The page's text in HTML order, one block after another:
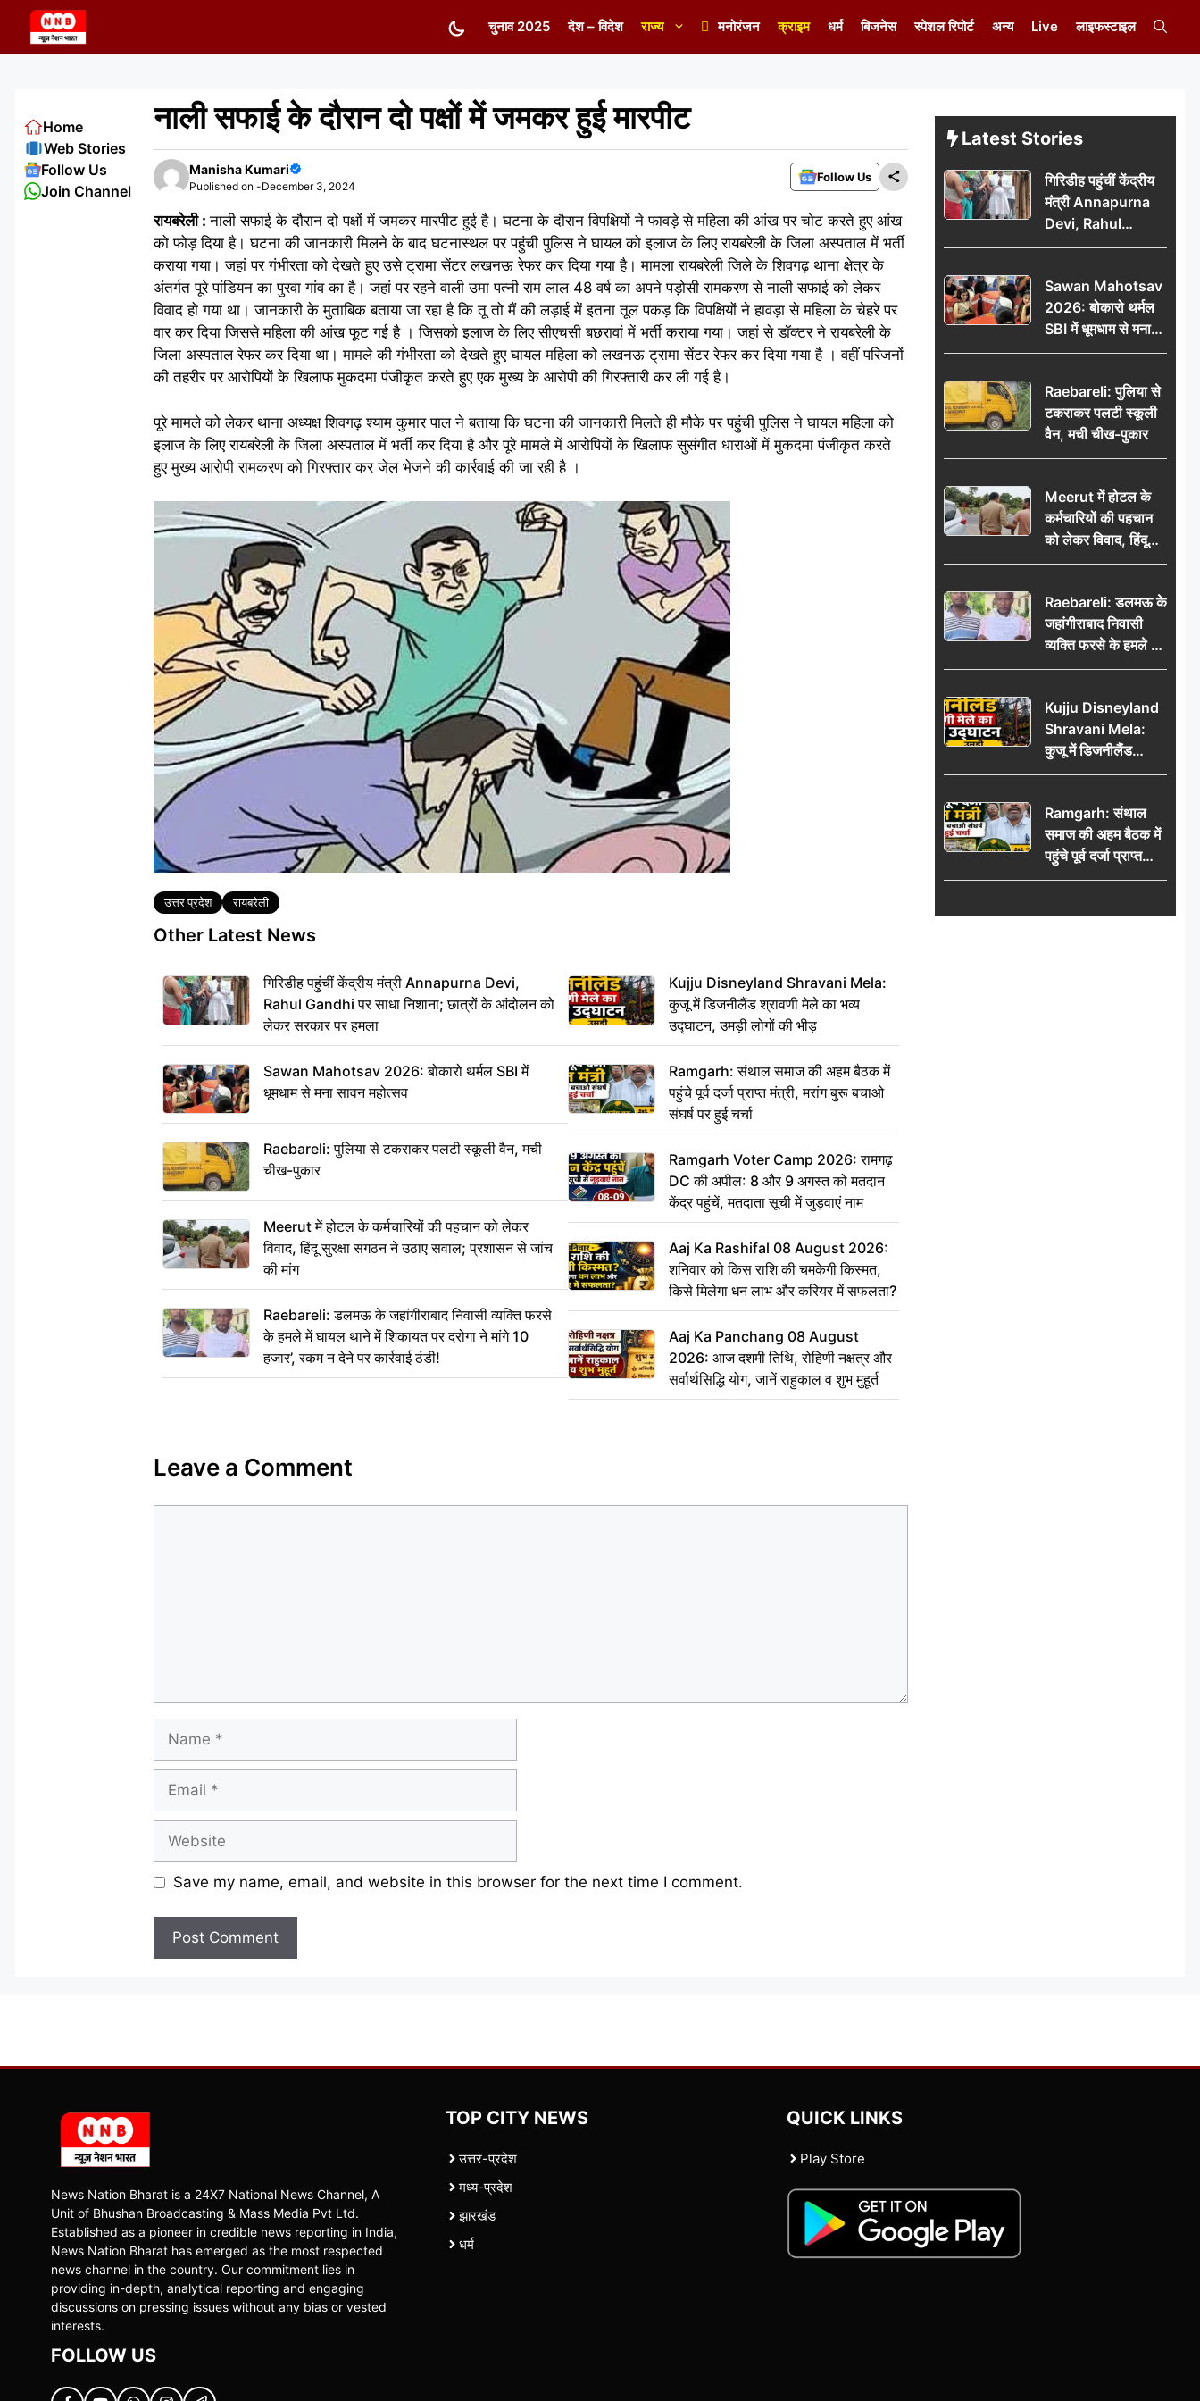
content
चुनाव 2025 देश – विदेश राज्य मनोरंजन क्राइम धर्म बिजनेस स्पेशल रिपोर्ट अन्य Live लाइफस्टाइल
नाली सफाई के दौरान दो पक्षों में जमकर हुई मारपीट
Manisha Kumari
Published on -December 3, 2024
Follow Us
रायबरेली :नाली सफाई के दौरान दो पक्षों में जमकर मारपीट हुई है। घटना के दौरान विपक्षियों ने फावड़े से महिला की आंख पर चोट करते हुए आंख
को फोड़ दिया है। घटना की जानकारी मिलने के बाद घटनास्थल पर पहुंची पुलिस ने घायल को इलाज के लिए रायबरेली के जिला अस्पताल में भर्ती
कराया गया। जहां पर गंभीरता को देखते हुए उसे ट्रामा सेंटर लखनऊ रेफर कर दिया गया है। मामला रायबरेली जिले के शिवगढ़ थाना क्षेत्र के
अंतर्गत पूरे पांडियन का पुरवा गांव का है। जहां पर रहने वाली उमा पत्नी राम लाल 48 वर्ष का अपने पड़ोसी रामकरण से नाली सफाई को लेकर
विवाद हो गया था। जानकारी के मुताबिक बताया जा रहा है कि तू तो मैं की लड़ाई में इतना तूल पकड़ कि विपक्षियों ने हावड़ा से महिला के चेहरे पर
वार कर दिया जिससे महिला की आंख फूट गई है । जिसको इलाज के लिए सीएचसी बछरावां में भर्ती कराया गया। जहां से डॉक्टर ने रायबरेली के
जिला अस्पताल रेफर कर दिया था। मामले की गंभीरता को देखते हुए घायल महिला को लखनऊ ट्रामा सेंटर रेफर कर दिया गया है । वहीं परिजनों
की तहरीर पर आरोपियों के खिलाफ मुकदमा पंजीकृत करते हुए एक मुख्य के आरोपी की गिरफ्तारी कर ली गई है।
पूरे मामले को लेकर थाना अध्यक्ष शिवगढ़ श्याम कुमार पाल ने बताया कि घटना की जानकारी मिलते ही मौके पर पहुंची पुलिस ने घायल महिला को
इलाज के लिए रायबरेली के जिला अस्पताल में भर्ती कर दिया है और पूरे मामले में आरोपियों के खिलाफ सुसंगीत धाराओं में मुकदमा पंजीकृत करते
हुए मुख्य आरोपी रामकरण को गिरफ्तार कर जेल भेजने की कार्रवाई की जा रही है ।
Tags
उत्तर प्रदेश रायबरेली
Other Latest News
गिरिडीह पहुंचीं केंद्रीय मंत्री Annapurna Devi,
Rahul Gandhi पर साधा निशाना; छात्रों के आंदोलन को
लेकर सरकार पर हमला
Sawan Mahotsav 2026: बोकारो थर्मल SBI में
धूमधाम से मना सावन महोत्सव
Raebareli: पुलिया से टकराकर पलटी स्कूली वैन, मची
चीख-पुकार
Meerut में होटल के कर्मचारियों की पहचान को लेकर
विवाद, हिंदू सुरक्षा संगठन ने उठाए सवाल; प्रशासन से जांच
की मांग
Raebareli: डलमऊ के जहांगीराबाद निवासी व्यक्ति फरसे
के हमले में घायल थाने में शिकायत पर दरोगा ने मांगे 10
हजार’, रकम न देने पर कार्रवाई ठंडी!
Kujju Disneyland Shravani Mela:
कुजू में डिजनीलैंड श्रावणी मेले का भव्य
उद्घाटन, उमड़ी लोगों की भीड़
Ramgarh: संथाल समाज की अहम बैठक में
पहुंचे पूर्व दर्जा प्राप्त मंत्री, मरांग बुरू बचाओ
संघर्ष पर हुई चर्चा
Ramgarh Voter Camp 2026: रामगढ़
DC की अपील: 8 और 9 अगस्त को मतदान
केंद्र पहुंचें, मतदाता सूची में जुड़वाएं नाम
Aaj Ka Rashifal 08 August 2026:
शनिवार को किस राशि की चमकेगी किस्मत,
किसे मिलेगा धन लाभ और करियर में सफलता?
Aaj Ka Panchang 08 August
2026: आज दशमी तिथि, रोहिणी नक्षत्र और
सर्वार्थसिद्धि योग, जानें राहुकाल व शुभ मुहूर्त
Leave a Comment
Name
Email
Website
Save my name, email, and website in this browser for the next time I comment.
Home
Web Stories
Follow Us
Join Channel
Latest Stories
गिरिडीह पहुंचीं केंद्रीय
मंत्री Annapurna
Devi, Rahul
Gandhi पर साधा
आंदोलन को लेकर
सरकार पर हमला
Sawan Mahotsav
2026: बोकारो थर्मल
SBI में धूमधाम से मना
सावन महोत्सव
Raebareli: पुलिया से
टकराकर पलटी स्कूली
वैन, मची चीख-पुकार
Meerut में होटल के
कर्मचारियों की पहचान
को लेकर विवाद, हिंदू
सुरक्षा संगठन ने उठाए
की मांग
Raebareli: डलमऊ के
जहांगीराबाद निवासी
व्यक्ति फरसे के हमले में
घायल थाने में शिकायत
हजार’, रकम न देने पर
कार्रवाई ठंडी!
Kujju Disneyland
Shravani Mela:
कुजू में डिजनीलैंड
श्रावणी मेले का भव्य
की भीड़
Ramgarh: संथाल
समाज की अहम बैठक में
पहुंचे पूर्व दर्जा प्राप्त
मंत्री, मरांग बुरू बचाओ
News Nation Bharat is a 24X7 National News Channel, A
Unit of Bhushan Broadcasting & Mass Media Pvt Ltd.
Established as a pioneer in credible news reporting in India,
News Nation Bharat has emerged as the most respected
news channel in the country. Our commitment lies in
providing in-depth, analytical reporting and engaging
discussions on pressing issues without any bias or vested
interests.
FOLLOW US
TOP CITY NEWS
उत्तर-प्रदेश
मध्य-प्रदेश
झारखंड
धर्म
QUICK LINKS
Play Store